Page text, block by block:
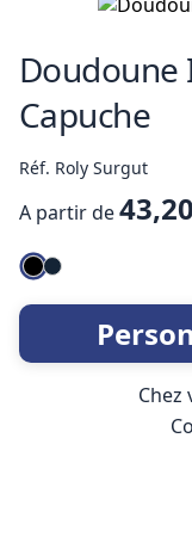
Doudoune
Capuche
Réf. Roly Surgut
A partir de
Chez